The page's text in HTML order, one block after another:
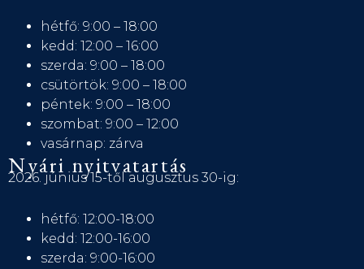
hétfő: 9:00 – 18:00
kedd: 12:00 – 16:00
szerda: 9:00 – 18:00
csütörtök: 9:00 – 18:00
péntek: 9:00 – 18:00
szombat: 9:00 – 12:00
vasárnap: zárva
Nyári nyitvatartás
2026. június 15-től augusztus 30-ig:
hétfő: 12:00-18:00
kedd: 12:00-16:00
szerda: 9:00-16:00